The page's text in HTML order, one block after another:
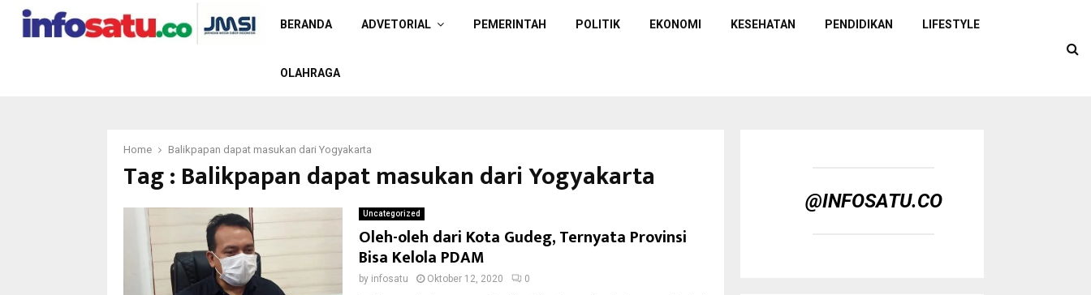
BERANDA ADVETORIAL PEMERINTAH POLITIK EKONOMI KESEHATAN PENDIDIKAN LIFESTYLE
OLAHRAGA
Home Balikpapan dapat masukan dari Yogyakarta
Tag : Balikpapan dapat masukan dari Yogyakarta
Uncategorized
Oleh-oleh dari Kota Gudeg, Ternyata Provinsi
Bisa Kelola PDAM
by infosatu Oktober 12, 2020 0
@INFOSATU.CO